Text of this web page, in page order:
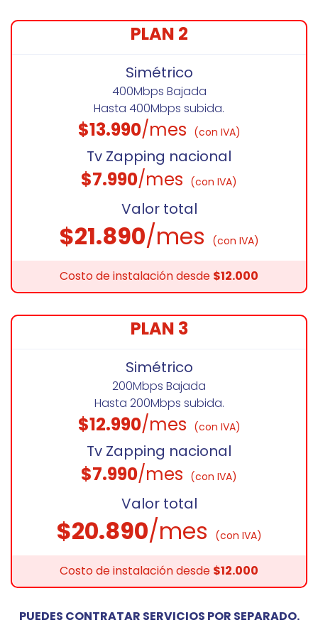
PLAN 2
Simétrico
400Mbps Bajada
Hasta 400Mbps subida.
$13.990/mes (con IVA)
Tv Zapping nacional
$7.990/mes (con IVA)
Valor total
$21.890/mes (con IVA)
Costo de instalación desde $12.000
PLAN 3
Simétrico
200Mbps Bajada
Hasta 200Mbps subida.
$12.990/mes (con IVA)
Tv Zapping nacional
$7.990/mes (con IVA)
Valor total
$20.890/mes (con IVA)
Costo de instalación desde $12.000
PUEDES CONTRATAR SERVICIOS POR SEPARADO.